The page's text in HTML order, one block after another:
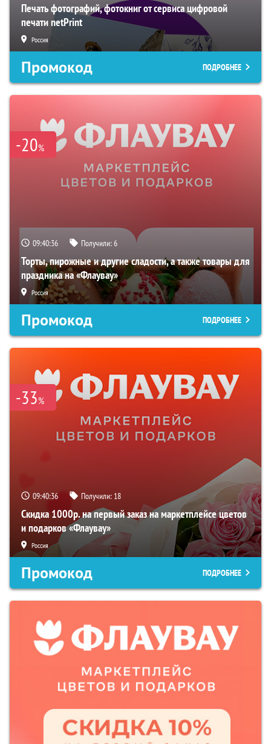
Печать фотографий, фотокниг от сервиса цифровой
печати netPrint
Россия
Промокод ПОДРОБНЕЕ
-20%
09:40:36 Получили:6
Торты, пирожные и другие сладости, а также товары для
праздника на «Флаувау»
Россия
Промокод ПОДРОБНЕЕ
-33%
09:40:36 Получили: 18
Скидка 1000р. на первый заказ на маркетплейсе цветов
и подарков «Флаувау»
Россия
Промокод ПОДРОБНЕЕ